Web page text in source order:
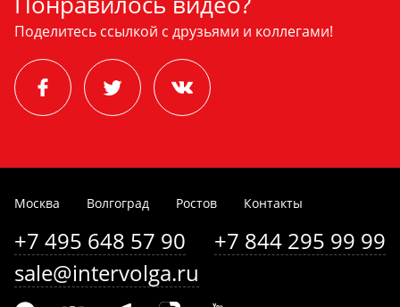
Поделитесь ссылкой с друзьями и коллегами!
Москва Волгоград Ростов Контакты
+7 495 648 57 90
+7 844 295 99 99
sale@intervolga.ru